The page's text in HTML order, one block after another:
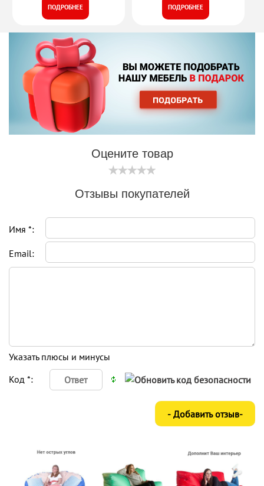
ПОДРОБНЕЕ ПОДРОБНЕЕ
Оцените товар
Отзывы покупателей
Имя *:
Email:
Указать плюсы и минусы
Код *: